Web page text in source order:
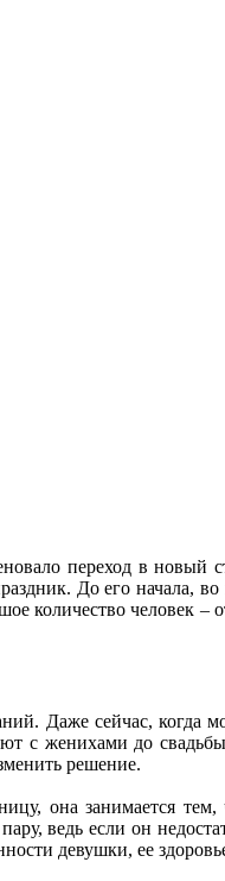
переход в новый
До его начала,
количество человек –
Даже сейчас, когда
с женихами до
решение.
она занимается тем,
ведь если он
девушки, ее